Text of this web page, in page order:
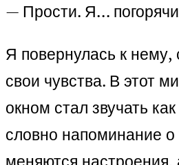
— Прости. Я…
Я повернулась к нему,
свои чувства. В этот
окном стал звучать
словно напоминание